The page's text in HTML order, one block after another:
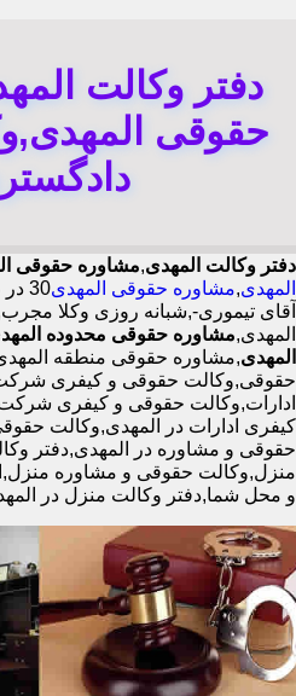
دفتر وکالت
حقوقی
دفتر وکالت المهدی,مشاوره حقوقی
المهدی,مشاوره حقوقی المهدی
آقای تیموری-,شبانه روزی وکلا
المهدی,مشاوره حقوقی محدوده
المهدی,مشاوره حقوقی منطقه
حقوقی,وکالت حقوقی و کیفری
ادارات,وکالت حقوقی و کیفری
کیفری ادارات در المهدی,وکالت
حقوقی و مشاوره در المهدی,دفتر
منزل,وکالت حقوقی و مشاوره
و محل شما,دفتر وکالت منزل در